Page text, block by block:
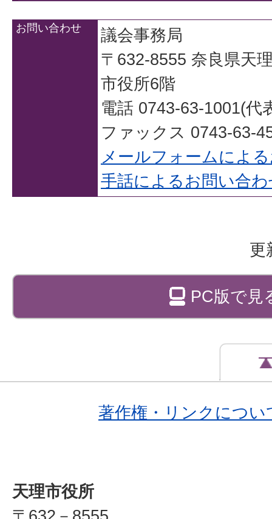
お問い合わせ
議会事務局
〒632-8555 奈良県天
市役所6階
電話 0743-63-1001(代
ファックス 0743-63-
メールフォームによ
手話によるお問い合
更
PC版で見
著作権・リンクについ
天理市役所